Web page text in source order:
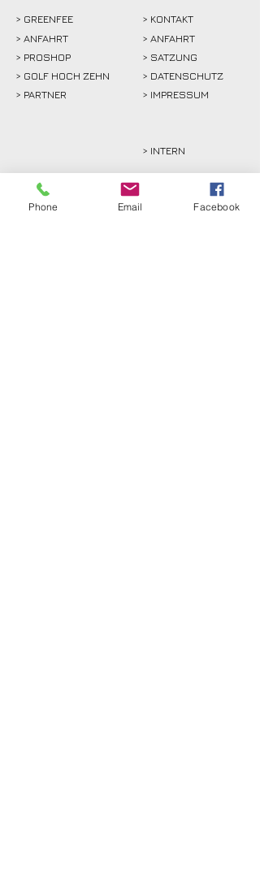
> GREENFEE
> ANFAHRT
> PROSHOP
> GOLF HOCH ZEHN
> PARTNER
> KONTAKT
> ANFAHRT
> SATZUNG
> DATENSCHUTZ
> IMPRESSUM
> INTERN
Phone Email Facebook